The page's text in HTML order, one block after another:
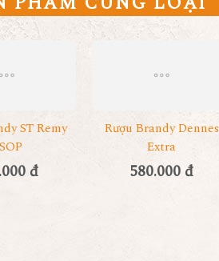
ST Remy
đ
Rượu Brandy Dennes
Extra
580.000 đ